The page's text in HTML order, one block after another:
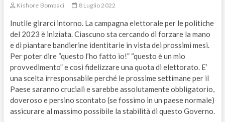
Kishore Bombaci 8 Luglio 2022
Inutile girarci intorno. La campagna elettorale per le politiche
del 2023 è iniziata. Ciascuno sta cercando di forzare la mano
e di piantare bandierine identitarie in vista dei prossimi mesi.
Per poter dire “questo l’ho fatto io!” “questo è un mio
provvedimento” e così fidelizzare una quota di elettorato. E’
una scelta irresponsabile perché le prossime settimane per il
Paese saranno cruciali e sarebbe assolutamente obbligatorio,
doveroso e persino scontato (se fossimo in un paese normale)
assicurare al massimo possibile la stabilità di questo Governo.